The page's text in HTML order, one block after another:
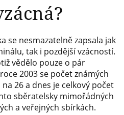
se nesmazatelně zapsala jak
tak i pozdější vzácností.
vědělo pouze o pár
2003 se počet známých
26 a dnes je celkový počet
sběratelsky mimořádných
a veřejných sbírkách.